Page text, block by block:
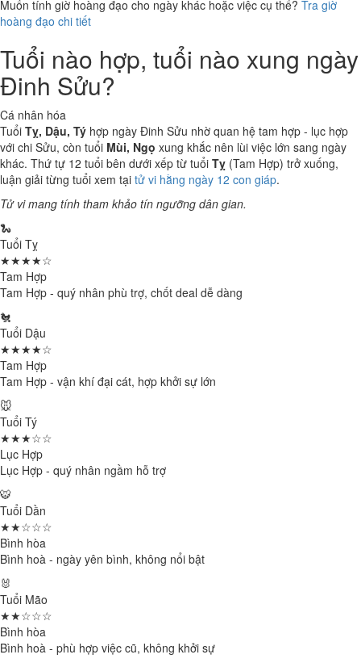
Muốn tính giờ hoàng đạo cho ngày khác hoặc việc cụ thể? Tra giờ
hoàng đạo chi tiết
Tuổi nào hợp, tuổi nào xung ngày
Đinh Sửu?
Cá nhân hóa
Tuổi Tỵ, Dậu, Tý hợp ngày Đinh Sửu nhờ quan hệ tam hợp - lục hợp
với chi Sửu, còn tuổi Mùi, Ngọ xung khắc nên lùi việc lớn sang ngày
khác. Thứ tự 12 tuổi bên dưới xếp từ tuổi Tỵ (Tam Hợp) trở xuống,
luận giải từng tuổi xem tại tử vi hằng ngày 12 con giáp.
Tử vi mang tính tham khảo tín ngưỡng dân gian.
🐍
Tuổi Tỵ
★★★★☆
Tam Hợp
Tam Hợp - quý nhân phù trợ, chốt deal dễ dàng
🐔
Tuổi Dậu
★★★★☆
Tam Hợp
Tam Hợp - vận khí đại cát, hợp khởi sự lớn
🐭
Tuổi Tý
★★★☆☆
Lục Hợp
Lục Hợp - quý nhân ngầm hỗ trợ
🐯
Tuổi Dần
★★☆☆☆
Bình hòa
Bình hoà - ngày yên bình, không nổi bật
🐰
Tuổi Mão
★★☆☆☆
Bình hòa
Bình hoà - phù hợp việc cũ, không khởi sự